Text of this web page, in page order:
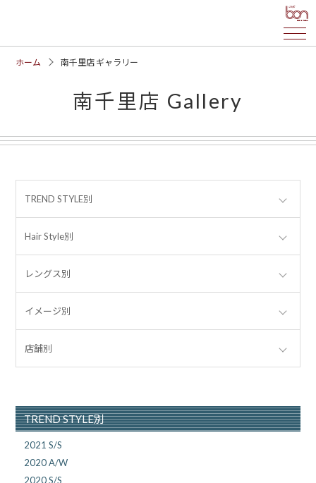
ホーム 南千里店 ギャラリー
南千里店 Gallery
TREND STYLE別
Hair Style別
レングス別
イメージ別
店舗別
TREND STYLE別
2021 S/S
2020 A/W
2020 S/S